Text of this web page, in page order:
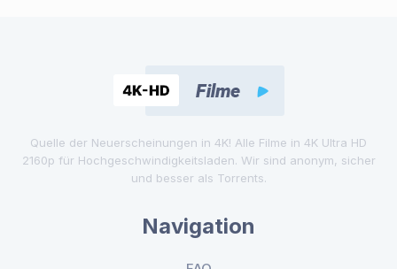
Quelle der Neuerscheinungen in 4K! Alle Filme in 4K Ultra HD
2160p für Hochgeschwindigkeitsladen. Wir sind anonym, sicher
und besser als Torrents.
Navigation